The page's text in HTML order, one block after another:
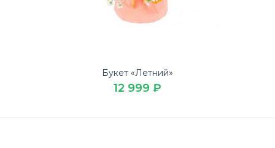
Букет «Летний»
12 999 ₽